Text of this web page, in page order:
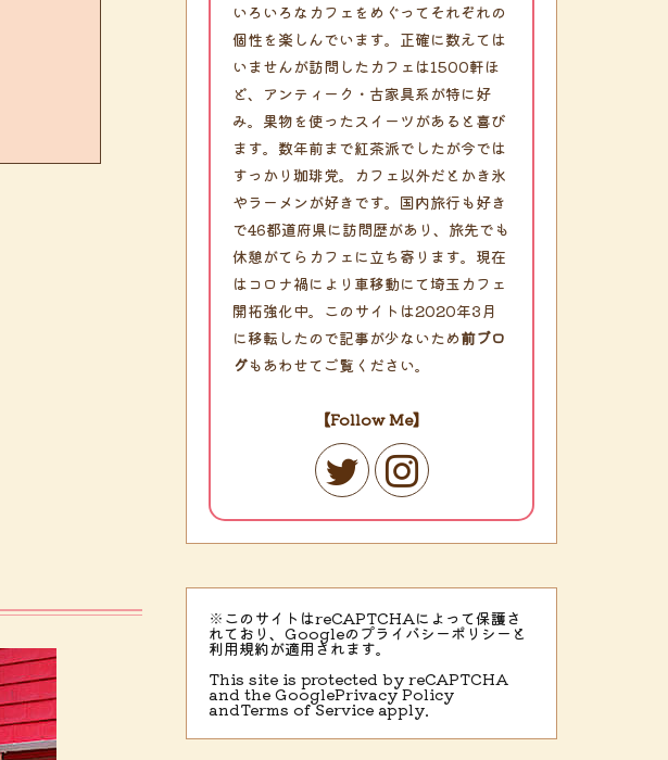
いろいろなカフェをめぐってそれぞれの
個性を楽しんでいます。正確に数えては
いませんが訪問したカフェは1500軒ほ
ど、アンティーク・古家具系が特に好
み。果物を使ったスイーツがあると喜び
ます。数年前まで紅茶派でしたが今では
すっかり珈琲党。カフェ以外だとかき氷
やラーメンが好きです。国内旅行も好き
で46都道府県に訪問歴があり、旅先でも
休憩がてらカフェに立ち寄ります。現在
はコロナ禍により車移動にて埼玉カフェ
開拓強化中。このサイトは2020年3月
に移転したので記事が少ないため前ブロ
グもあわせてご覧ください。
【Follow Me】
※このサイトはreCAPTCHAによって保護さ
れており、Googleのプライバシーポリシーと
利用規約が適用されます。
This site is protected by reCAPTCHA
and the GooglePrivacy Policy
andTerms of Service apply.